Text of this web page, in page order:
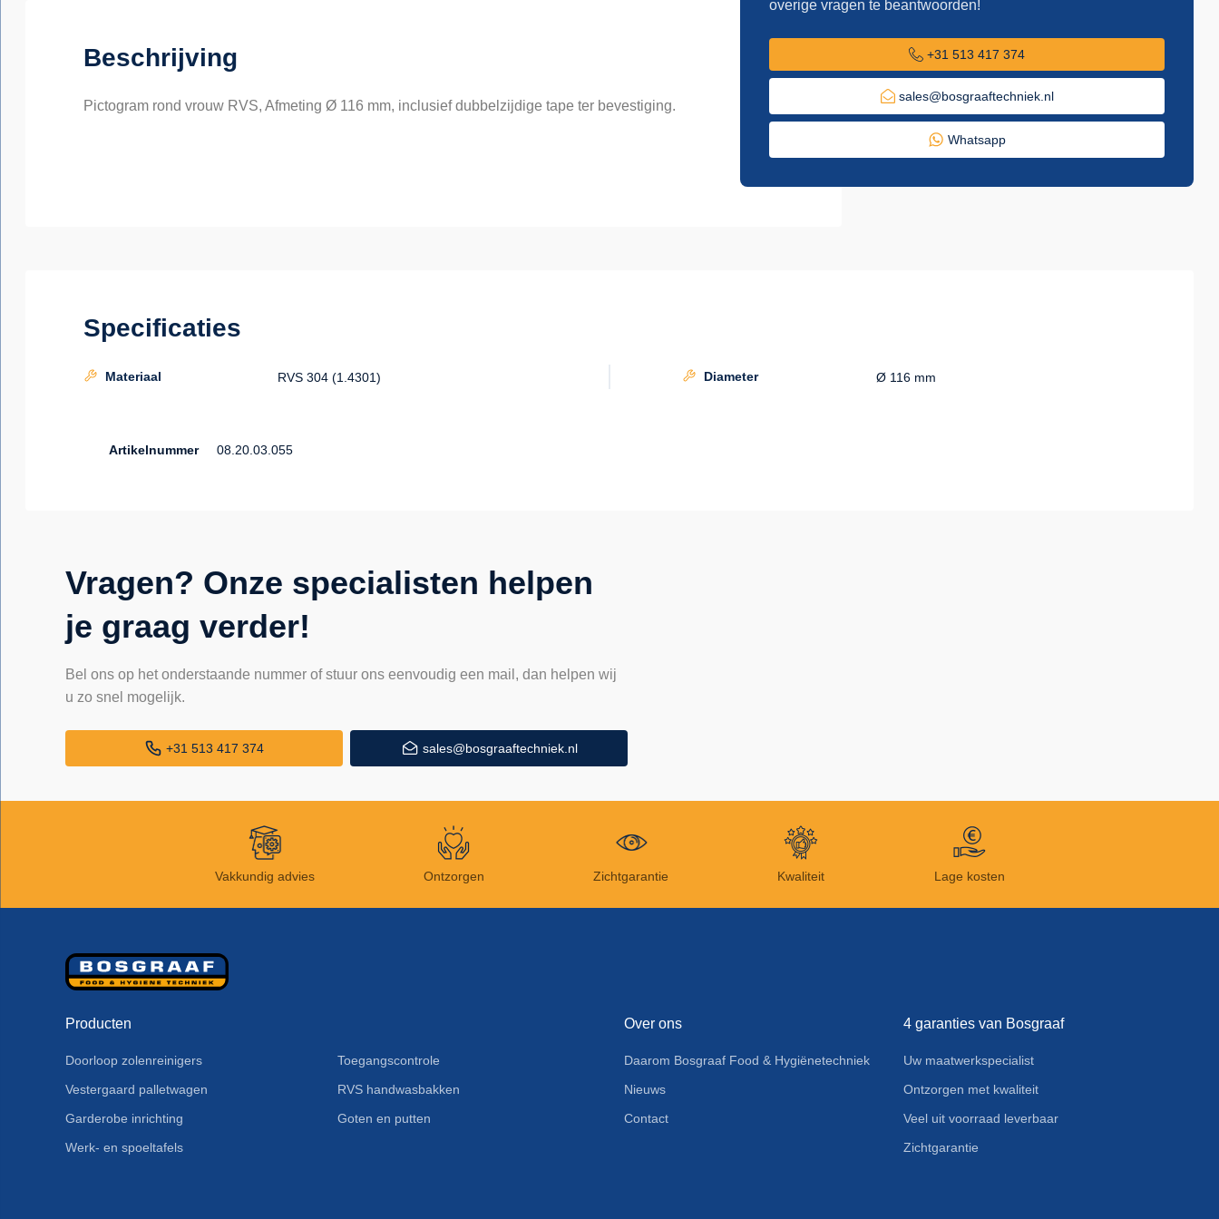
Beschrijving
Pictogram rond vrouw RVS, Afmeting Ø 116 mm, inclusief dubbelzijdige tape ter bevestiging.
overige vragen te beantwoorden!
+31 513 417 374
sales@bosgraaftechniek.nl
Whatsapp
Specificaties
Materiaal RVS 304 (1.4301) Diameter Ø 116 mm
Artikelnummer 08.20.03.055
Vragen? Onze specialisten helpen
je graag verder!
Bel ons op het onderstaande nummer of stuur ons eenvoudig een mail, dan helpen wij
u zo snel mogelijk.
+31 513 417 374 sales@bosgraaftechniek.nl
Vakkundig advies Ontzorgen Zichtgarantie Kwaliteit Lage kosten
Producten
Doorloop zolenreinigers
Vestergaard palletwagen
Garderobe inrichting
Werk- en spoeltafels
Toegangscontrole
RVS handwasbakken
Goten en putten
Over ons
Daarom Bosgraaf Food & Hygiënetechniek
Nieuws
Contact
4 garanties van Bosgraaf
Uw maatwerkspecialist
Ontzorgen met kwaliteit
Veel uit voorraad leverbaar
Zichtgarantie